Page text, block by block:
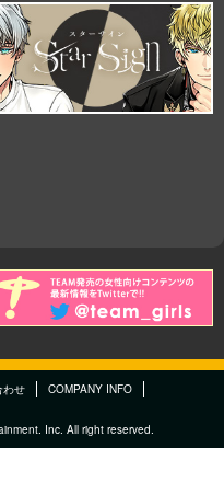
わせ COMPANY INFO
Inc. All right reserved.